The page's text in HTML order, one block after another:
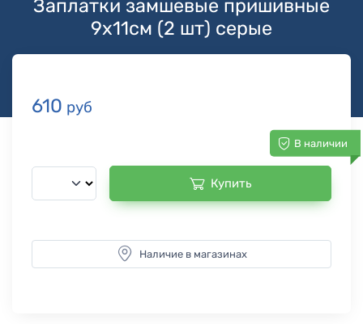
Заплатки замшевые пришивные
9х11см (2 шт) серые
610 руб
В наличии
Купить
Наличие в магазинах